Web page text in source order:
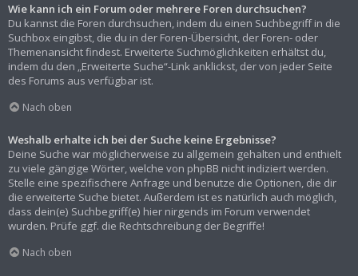
Wie kann ich ein Forum oder mehrere Foren durchsuchen?
Du kannst die Foren durchsuchen, indem du einen Suchbegriff in die
Suchbox eingibst, die du in der Foren-Übersicht, der Foren- oder
Themenansicht findest. Erweiterte Suchmöglichkeiten erhältst du,
indem du den „Erweiterte Suche“-Link anklickst, der von jeder Seite
des Forums aus verfügbar ist.
Nach oben
Weshalb erhalte ich bei der Suche keine Ergebnisse?
Deine Suche war möglicherweise zu allgemein gehalten und enthielt
zu viele gängige Wörter, welche von phpBB nicht indiziert werden.
Stelle eine spezifischere Anfrage und benutze die Optionen, die dir
die erweiterte Suche bietet. Außerdem ist es natürlich auch möglich,
dass dein(e) Suchbegriff(e) hier nirgends im Forum verwendet
wurden. Prüfe ggf. die Rechtschreibung der Begriffe!
Nach oben